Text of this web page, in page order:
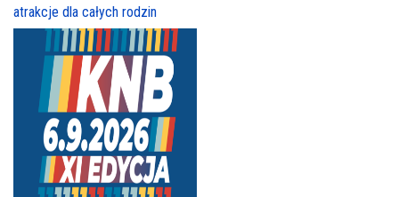
atrakcje dla całych rodzin